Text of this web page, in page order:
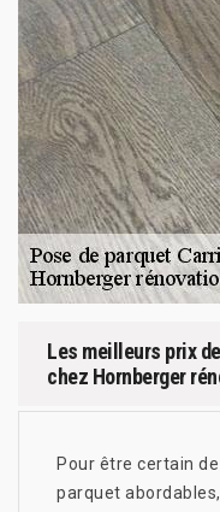
Les meilleurs prix
chez Hornberger
Pour être certain
parquet